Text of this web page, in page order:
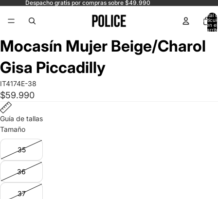
Despacho gratis por compras sobre $49.990
Total
en el
Abrir
imagen
a
pantalla
completa
Abrir
imagen
a
pantalla
completa
Abrir
imagen
a
pantalla
completa
Abrir
imagen
a
pantalla
completa
Mocasín Mujer Beige/Charol
Gisa Piccadilly
IT4174E-38
$59.990
Guía de tallas
Tamaño
35
36
37